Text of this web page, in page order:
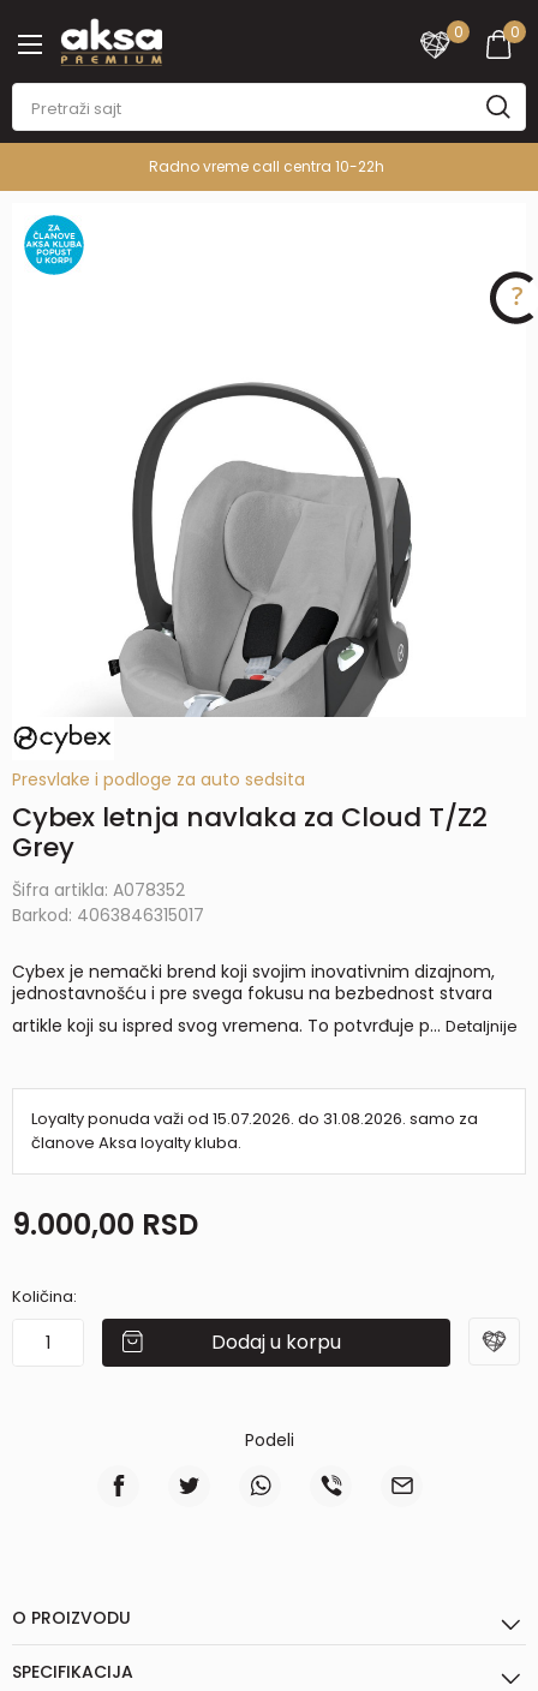
0
0
Radno vreme call centra 10-22h
Presvlake i podloge za auto sedsita
Cybex letnja navlaka za Cloud T/Z2
Grey
Šifra artikla: A078352
Barkod: 4063846315017
Cybex je nemački brend koji svojim inovativnim dizajnom,
jednostavnošću i pre svega fokusu na bezbednost stvara
artikle koji su ispred svog vremena. To potvrđuje p... Detaljnije
Loyalty ponuda važi od 15.07.2026. do 31.08.2026. samo za
članove Aksa loyalty kluba.
9.000,00 RSD
Količina:
Dodaj u korpu
Podeli
O PROIZVODU
SPECIFIKACIJA